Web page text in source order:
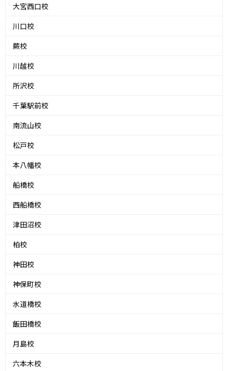
大宮西口校
川口校
蕨校
川越校
所沢校
千葉駅前校
南流山校
松戸校
本八幡校
船橋校
西船橋校
津田沼校
柏校
神田校
神保町校
水道橋校
飯田橋校
月島校
六本木校